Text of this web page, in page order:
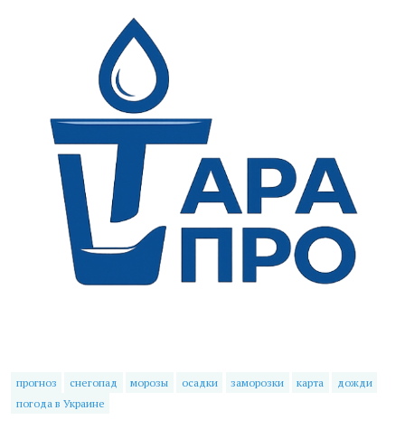
прогноз снегопад морозы осадки заморозки карта
дожди
погода в Украине